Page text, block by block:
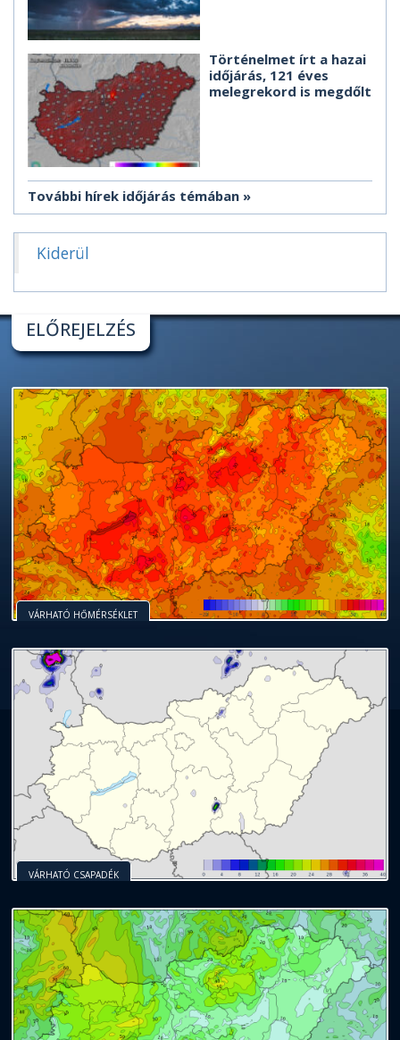
Történelmet írt a hazai
időjárás, 121 éves
melegrekord is megdőlt
További hírek időjárás témában
Kiderül
ELŐREJELZÉS
VÁRHATÓ HŐMÉRSÉKLET
VÁRHATÓ CSAPADÉK